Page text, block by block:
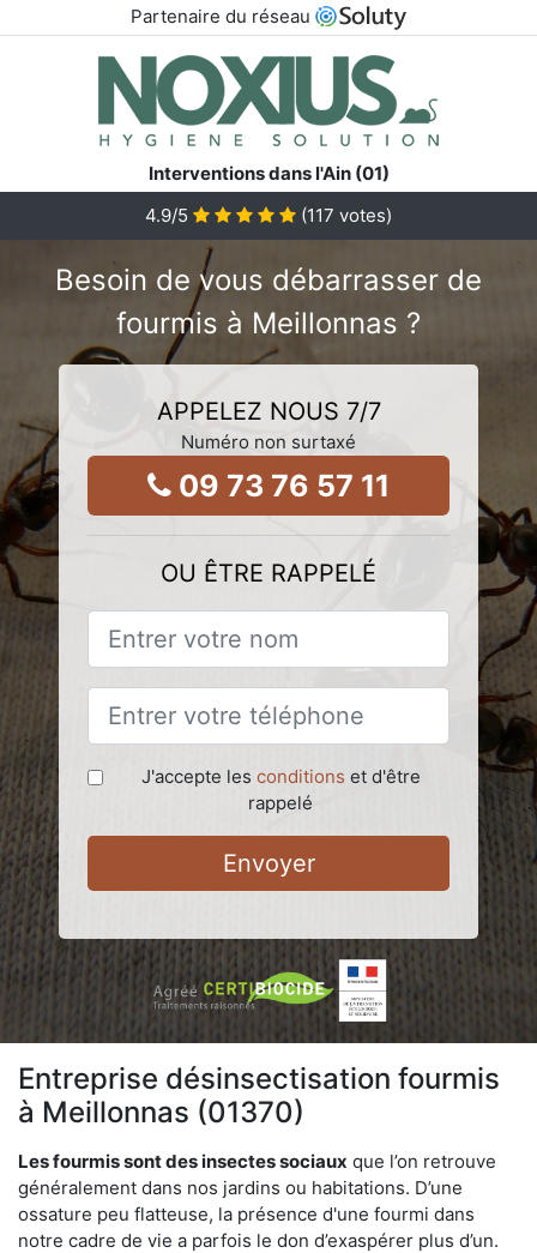
Partenaire du réseau
Interventions dans l'Ain (01)
4.9/5 (117 votes)
Besoin de vous débarrasser de
fourmis à Meillonnas ?
APPELEZ NOUS 7/7
Numéro non surtaxé
09 73 76 57 11
OU ÊTRE RAPPELÉ
J'accepte les conditions et d'être
rappelé
Envoyer
Entreprise désinsectisation fourmis
à Meillonnas (01370)
Les fourmis sont des insectes sociaux que l’on retrouve
généralement dans nos jardins ou habitations. D’une
ossature peu flatteuse, la présence d'une fourmi dans
notre cadre de vie a parfois le don d’exaspérer plus d’un.